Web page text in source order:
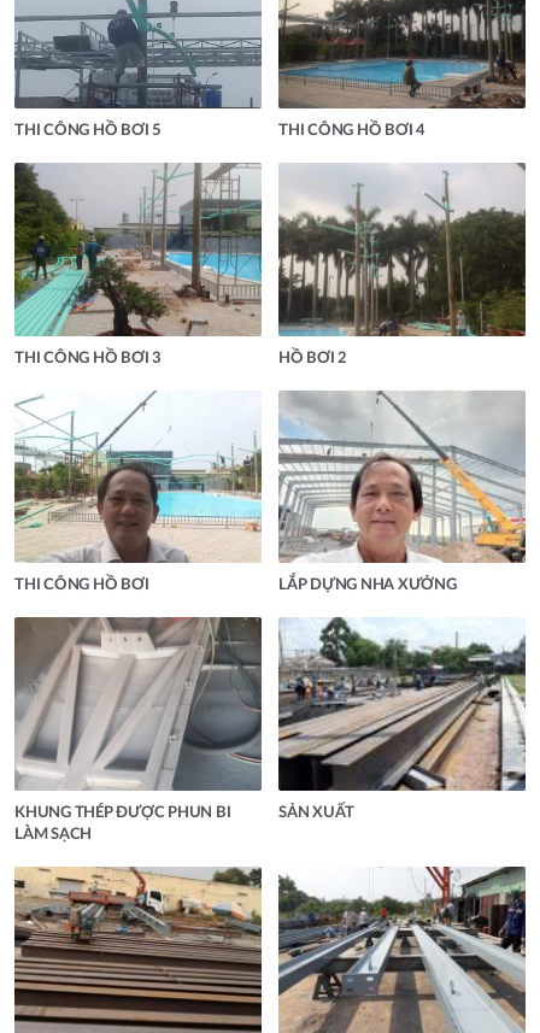
THI CÔNG HỒ BƠI 5 THI CÔNG HỒ BƠI 4
THI CÔNG HỒ BƠI 3 HỒ BƠI 2
THI CÔNG HỒ BƠI LẮP DỰNG NHA XƯỞNG
KHUNG THÉP ĐƯỢC PHUN BI
LÀM SẠCH
SẢN XUẤT